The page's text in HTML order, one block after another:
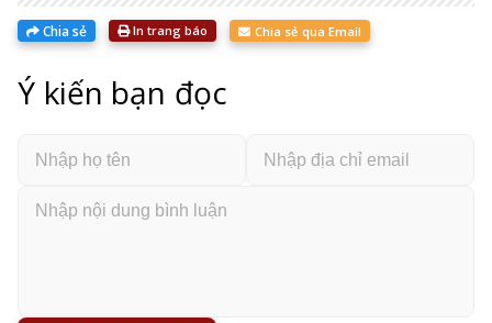
Chia sẻ In trang báo Chia sẻ qua Email
Ý kiến bạn đọc